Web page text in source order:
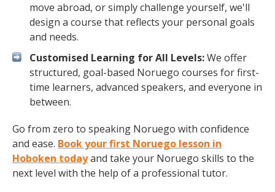
move abroad, or simply challenge yourself, we'll
design a course that reflects your personal goals
and needs.
Customised Learning for All Levels:We offer
structured, goal-based Noruego courses for first-
time learners, advanced speakers, and everyone in
between.
Go from zero to speaking Noruego with confidence
and ease. Book your first Noruego lesson in
Hoboken todayand take your Noruego skills to the
next level with the help of a professional tutor.